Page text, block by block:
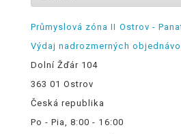
Průmyslová zóna II Ostrov -
Výdaj nadrozmerných
Dolní Žďár 104
363 01 Ostrov
Česká republika
Po - Pia, 8:00 - 16:00